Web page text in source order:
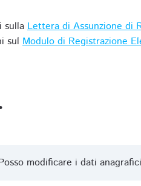
sulla Lettera di Assunzione di
sul Modulo di Registrazione
modificare i dati